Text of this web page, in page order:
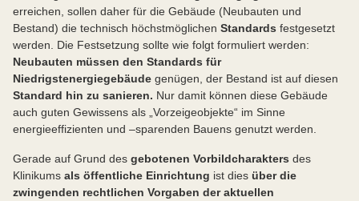
erreichen, sollen daher für die Gebäude (Neubauten und
Bestand) die technisch höchstmöglichen Standards festgesetzt
werden. Die Festsetzung sollte wie folgt formuliert werden:
Neubauten müssen den Standards für
Niedrigstenergiegebäude genügen, der Bestand ist auf diesen
Standard hin zu sanieren. Nur damit können diese Gebäude
auch guten Gewissens als „Vorzeigeobjekte“ im Sinne
energieeffizienten und –sparenden Bauens genutzt werden.
Gerade auf Grund des gebotenen Vorbildcharakters des
Klinikums als öffentliche Einrichtung ist dies über die
zwingenden rechtlichen Vorgaben der aktuellen